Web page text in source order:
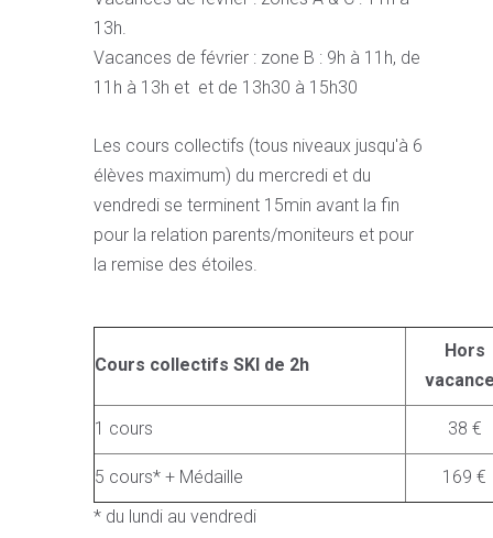
13h.
Vacances de février : zone B : 9h à 11h, de
11h à 13h et et de 13h30 à 15h30
Les cours collectifs (tous niveaux jusqu'à 6
élèves maximum) du mercredi et du
vendredi se terminent 15min avant la fin
pour la relation parents/moniteurs et pour
la remise des étoiles.
Cours collectifs SKI de 2h
Hors
1 cours 38 €
5 cours* + Médaille
169 €
* du lundi au vendredi